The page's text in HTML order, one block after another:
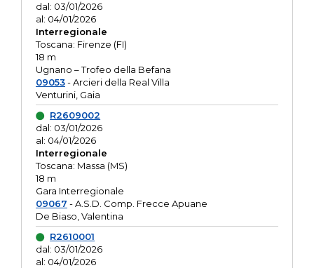
dal: 03/01/2026
al: 04/01/2026
Interregionale
Toscana: Firenze (FI)
18 m
Ugnano – Trofeo della Befana
09053- Arcieri della Real Villa
Venturini, Gaia
R2609002
dal: 03/01/2026
al: 04/01/2026
Interregionale
Toscana: Massa (MS)
18 m
Gara Interregionale
09067 - A.S.D. Comp. Frecce Apuane
De Biaso, Valentina
R2610001
dal: 03/01/2026
al: 04/01/2026